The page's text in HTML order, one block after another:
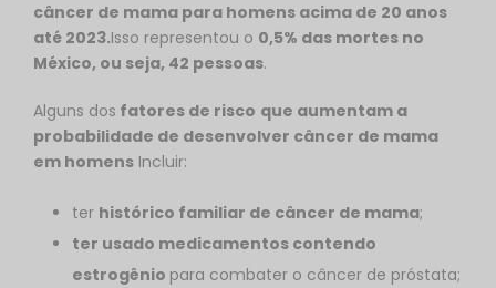
câncer de mama para homens acima de 20 anos
até 2023.Isso representou o 0,5% das mortes no
México, ou seja, 42 pessoas.
Alguns dos fatores de risco que aumentam a
probabilidade de desenvolver câncer de mama
em homens Incluir:
ter histórico familiar de câncer de mama;
ter usado medicamentos contendo
estrogênio para combater o câncer de próstata;